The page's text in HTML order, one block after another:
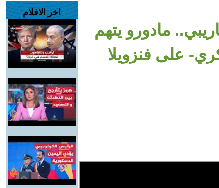
مادورو يتهم
على فنزويلا
اخر الافلام